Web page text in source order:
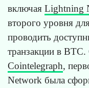
включая Lightning
второго уровня
проводить
транзакции в
Cointelegraph,
Network была